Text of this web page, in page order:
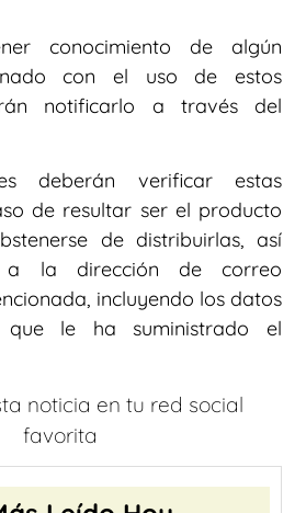
conocimiento de algún
con el uso de estos
notificarlo a través del
deberán verificar estas
de resultar ser el producto
de distribuirlas, así
a la dirección de correo
incluyendo los datos
le ha suministrado el
noticia en tu red social
favorita